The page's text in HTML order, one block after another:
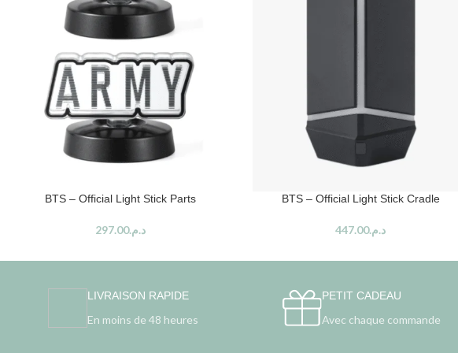
BTS – Official Light Stick Parts
د.م.297.00
BTS – Official Light Stick Cradle
د.م.447.00
LIVRAISON RAPIDE
En moins de 48 heures
PETIT CADEAU
Avec chaque commande